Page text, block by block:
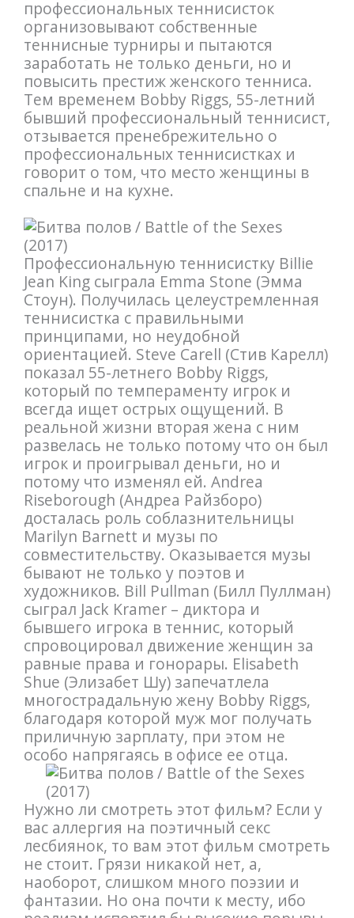
профессиональных теннисисток
организовывают собственные
теннисные турниры и пытаются
заработать не только деньги, но и
повысить престиж женского тенниса.
Тем временем Bobby Riggs, 55-летний
бывший профессиональный теннисист,
отзывается пренебрежительно о
профессиональных теннисистках и
говорит о том, что место женщины в
спальне и на кухне.
Профессиональную теннисистку Billie
Jean King сыграла Emma Stone (Эмма
Стоун). Получилась целеустремленная
теннисистка с правильными
принципами, но неудобной
ориентацией. Steve Carell (Стив Карелл)
показал 55-летнего Bobby Riggs,
который по темпераменту игрок и
всегда ищет острых ощущений. В
реальной жизни вторая жена с ним
развелась не только потому что он был
игрок и проигрывал деньги, но и
потому что изменял ей. Andrea
Riseborough (Андреа Райзборо)
досталась роль соблазнительницы
Marilyn Barnett и музы по
совместительству. Оказывается музы
бывают не только у поэтов и
художников. Bill Pullman (Билл Пуллман)
сыграл Jack Kramer – диктора и
бывшего игрока в теннис, который
спровоцировал движение женщин за
равные права и гонорары. Elisabeth
Shue (Элизабет Шу) запечатлела
многострадальную жену Bobby Riggs,
благодаря которой муж мог получать
приличную зарплату, при этом не
особо напрягаясь в офисе ее отца.
Нужно ли смотреть этот фильм? Если у
вас аллергия на поэтичный секс
лесбиянок, то вам этот фильм смотреть
не стоит. Грязи никакой нет, а,
наоборот, слишком много поэзии и
фантазии. Но она почти к месту, ибо